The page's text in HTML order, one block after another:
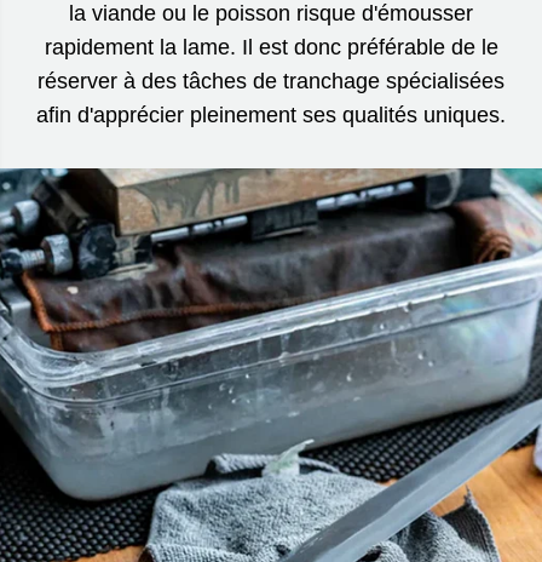
la viande ou le poisson risque d'émousser
rapidement la lame. Il est donc préférable de le
réserver à des tâches de tranchage spécialisées
afin d'apprécier pleinement ses qualités uniques.